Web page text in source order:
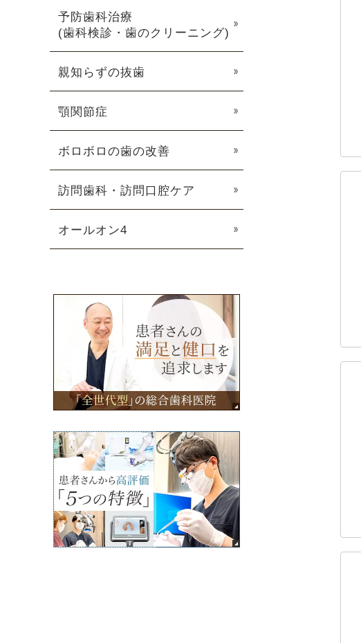
予防歯科治療
(歯科検診・歯のクリーニング)
親知らずの抜歯
顎関節症
ボロボロの歯の改善
訪問歯科・訪問口腔ケア
オールオン4